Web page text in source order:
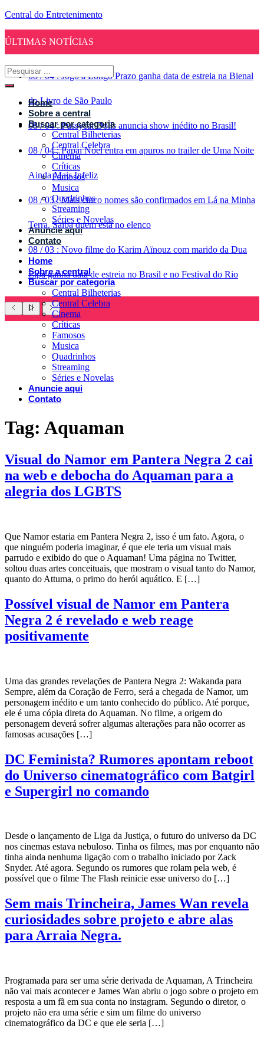
Central do Entretenimento
ÚLTIMAS NOTÍCIAS
08 / 04 : Jogo a Longo Prazo ganha data de estreia na Bienal
do Livro de São Paulo
08 / 04 : Pussycat Dolls anuncia show inédito no Brasil!
08 / 04 : Papai Noel entra em apuros no trailer de Uma Noite
Ainda Mais Infeliz
08 / 03 : Mais cinco nomes são confirmados em Lá na Minha
Terra. Saiba quem está no elenco
08 / 03 : Novo filme do Karim Aïnouz com marido da Dua
Lipa ganha data de estreia no Brasil e no Festival do Rio
Home
Sobre a central
Buscar por categoria
Central Bilheterias
Central Celebra
Cinema
Críticas
Famosos
Musica
Quadrinhos
Streaming
Séries e Novelas
Anuncie aqui
Contato
Home
Sobre a central
Buscar por categoria
Central Bilheterias
Central Celebra
Cinema
Críticas
Famosos
Musica
Quadrinhos
Streaming
Séries e Novelas
Anuncie aqui
Contato
Tag: Aquaman
Visual do Namor em Pantera Negra 2 cai
na web e debocha do Aquaman para a
alegria dos LGBTS
Que Namor estaria em Pantera Negra 2, isso é um fato. Agora, o
que ninguém poderia imaginar, é que ele teria um visual mais
parrudo e exibido do que o Aquaman! Uma página no Twitter,
soltou duas artes conceituais, que mostram o visual tanto do Namor,
quanto do Attuma, o primo do herói aquático. E […]
Possível visual de Namor em Pantera
Negra 2 é revelado e web reage
positivamente
Uma das grandes revelações de Pantera Negra 2: Wakanda para
Sempre, além da Coração de Ferro, será a chegada de Namor, um
personagem inédito e um tanto conhecido do público. Até porque,
ele é uma cópia direta do Aquaman. No filme, a origem do
personagem deverá sofrer algumas alterações para não ocorrer as
famosas acusações […]
DC Feminista? Rumores apontam reboot
do Universo cinematográfico com Batgirl
e Supergirl no comando
Desde o lançamento de Liga da Justiça, o futuro do universo da DC
nos cinemas estava nebuloso. Tinha os filmes, mas por enquanto não
tinha ainda nenhuma ligação com o trabalho iniciado por Zack
Snyder. Até agora. Segundo os rumores que rolam pela web, é
possível que o filme The Flash reinicie esse universo do […]
Sem mais Trincheira, James Wan revela
curiosidades sobre projeto e abre alas
para Arraia Negra.
Programada para ser uma série derivada de Aquaman, A Trincheira
não vai mais acontecer e James Wan abriu o jogo sobre o projeto em
resposta a um fã em sua conta no instagram. Segundo o diretor, o
projeto não era uma série e sim um filme do universo
cinematográfico da DC e que ele seria […]